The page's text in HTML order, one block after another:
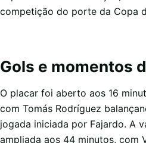
competição do porte da Copa
Gols e momentos
O placar foi aberto aos 16
com Tomás Rodríguez
jogada iniciada por Fajardo. A
ampliada aos 44 minutos, com